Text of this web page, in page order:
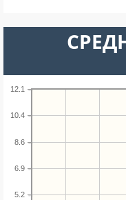
5.2
6.9
8.6
10.4
12.1